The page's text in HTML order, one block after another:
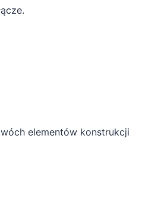
elementów konstrukcji